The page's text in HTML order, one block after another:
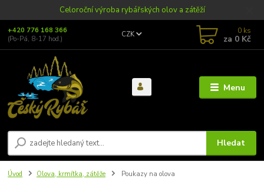
Celoroční výroba rybářských olov a zátěží
Menu
CZK
Hledat
+420 776 168 366
(Po-Pá, 8-17 hod.)
0 ks
za 0 Kč
Úvod Olova, krmítka, zátěže Poukazy na olova